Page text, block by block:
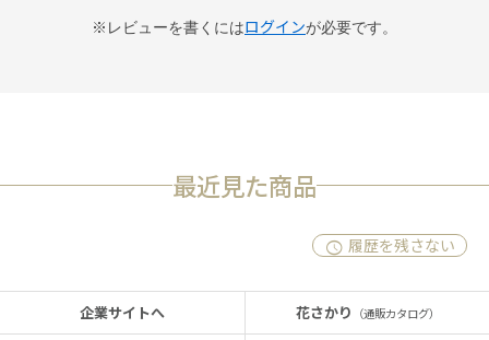
※レビューを書くにはログインが必要です。
最近見た商品
履歴を残さない
企業サイトへ 花さかり （通販カタログ）